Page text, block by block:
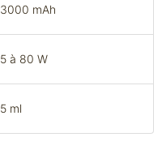
3000 mAh
5 à 80 W
5 ml